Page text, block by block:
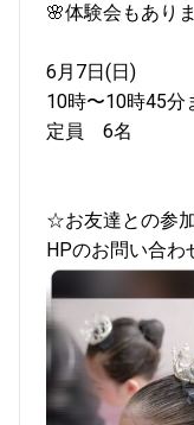
🌸体験会もあり
6月7日(日)
10時〜10時45分
定員 6名
☆お友達との参
HPのお問い合わ